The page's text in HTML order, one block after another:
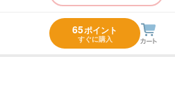
65ポイント
すぐに購入